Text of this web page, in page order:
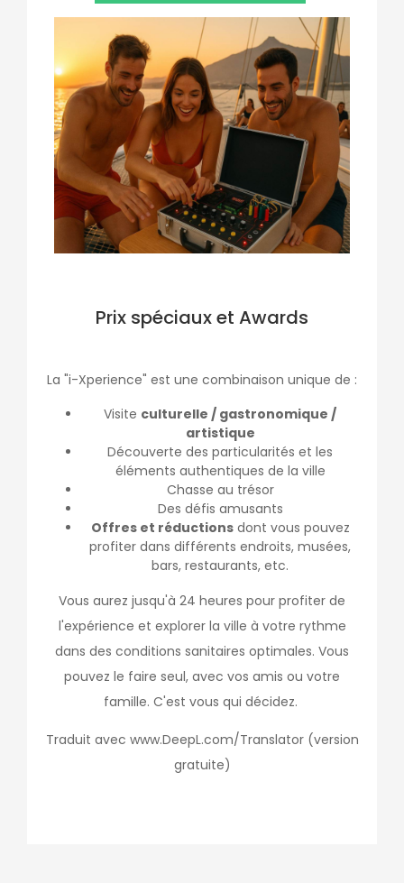
Prix spéciaux et Awards
La "i-Xperience" est une combinaison unique de :
Visite culturelle / gastronomique /
artistique
Découverte des particularités et les
éléments authentiques de la ville
Chasse au trésor
Des défis amusants
Offres et réductionsdont vous pouvez
profiter dans différents endroits, musées,
bars, restaurants, etc.
Vous aurez jusqu'à 24 heures pour profiter de
l'expérience et explorer la ville à votre rythme
dans des conditions sanitaires optimales. Vous
pouvez le faire seul, avec vos amis ou votre
famille. C'est vous qui décidez.
Traduit avec www.DeepL.com/Translator (version
gratuite)